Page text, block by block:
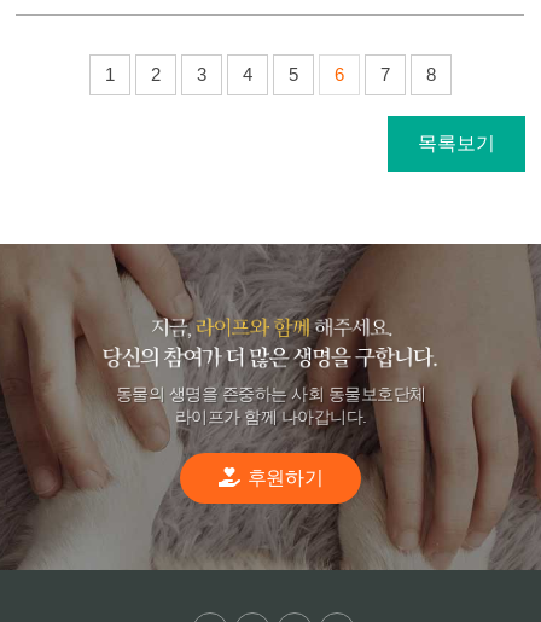
1 2 3 4 5 6 7 8
목록보기
동물의 생명을 존중하는 사회 동물보호단체
라이프가 함께 나아갑니다.
후원하기